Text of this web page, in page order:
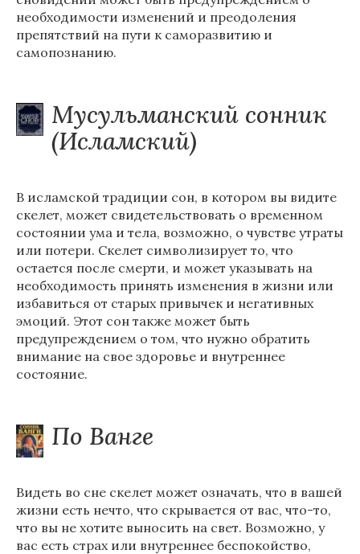
необходимости изменений и преодоления
препятствий на пути к саморазвитию и
самопознанию.
Мусульманский сонник
(Исламский)
В исламской традиции сон, в котором вы видите
скелет, может свидетельствовать о временном
состоянии ума и тела, возможно, о чувстве утраты
или потери. Скелет символизирует то, что
остается после смерти, и может указывать на
необходимость принять изменения в жизни или
избавиться от старых привычек и негативных
эмоций. Этот сон также может быть
предупреждением о том, что нужно обратить
внимание на свое здоровье и внутреннее
состояние.
По Ванге
Видеть во сне скелет может означать, что в вашей
жизни есть нечто, что скрывается от вас, что-то,
что вы не хотите выносить на свет. Возможно, у
вас есть страх или внутреннее беспокойство,